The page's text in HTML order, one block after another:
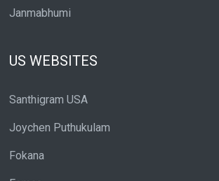
Janmabhumi
US WEBSITES
Santhigram USA
Joychen Puthukulam
Fokana